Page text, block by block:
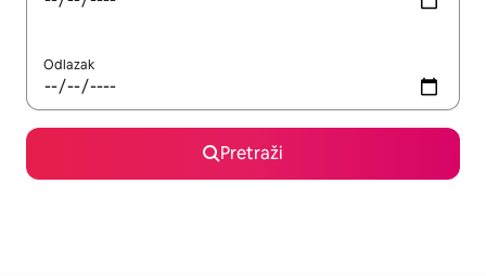
Odlazak
Pretraži